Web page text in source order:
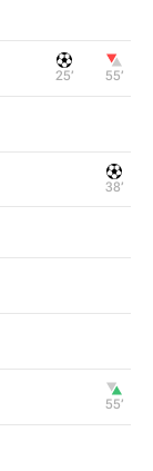
25‎’‎ 55‎’‎
38‎’‎
55‎’‎